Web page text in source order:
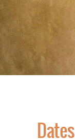
Dates